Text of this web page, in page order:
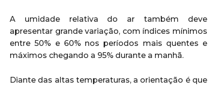
A umidade relativa do ar também deve
apresentar grande variação, com índices mínimos
entre 50% e 60% nos períodos mais quentes e
máximos chegando a 95% durante a manhã.
Diante das altas temperaturas, a orientação é que